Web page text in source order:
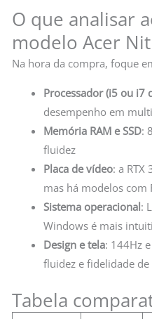
O que analisar
modelo Acer
Na hora da compra, foque
Processador (i5 ou i7
desempenho em
Memória RAM e SSD:
fluidez
Placa de vídeo: a RTX
mas há modelos com
Sistema operacional:
Windows é mais
Design e tela: 144Hz
fluidez e fidelidade de
Tabela